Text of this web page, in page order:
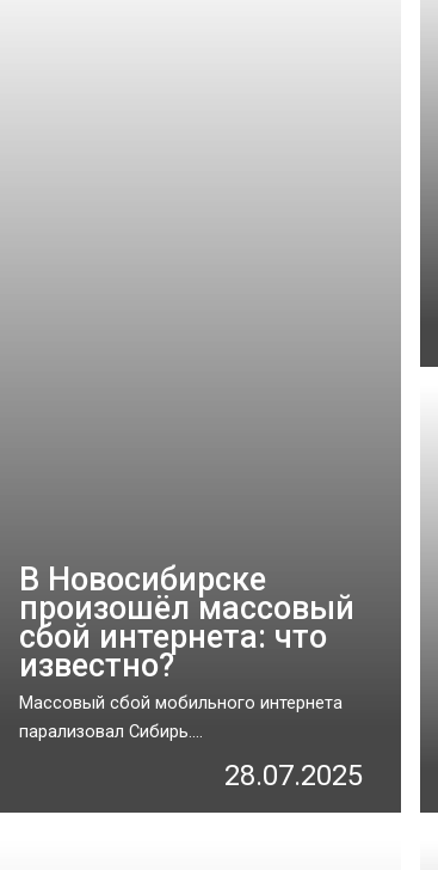
В Новосибирске
произошёл массовый
сбой интернета: что
известно?
Массовый сбой мобильного интернета
парализовал Сибирь....
28.07.2025